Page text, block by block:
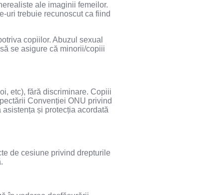
ale imaginii femeilor.
uri trebuie recunoscut ca fiind
copiilor. Abuzul sexual
se asigure că minorii/copiii
etc), fără discriminare. Copiii
Convenției ONU privind
și protecția acordată
de cesiune privind drepturile